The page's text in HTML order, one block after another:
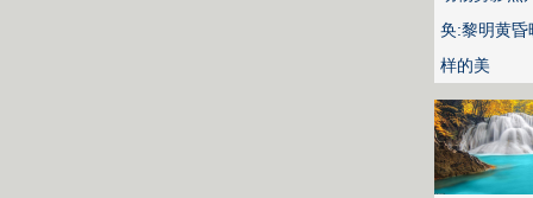
奂:黎明黄昏
样的美